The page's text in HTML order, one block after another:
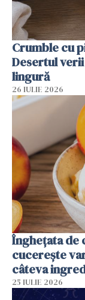
Crumble cu
Desertul
lingură
26 IULIE 2026
Înghețata de
cucerește
câteva
25 IULIE 2026